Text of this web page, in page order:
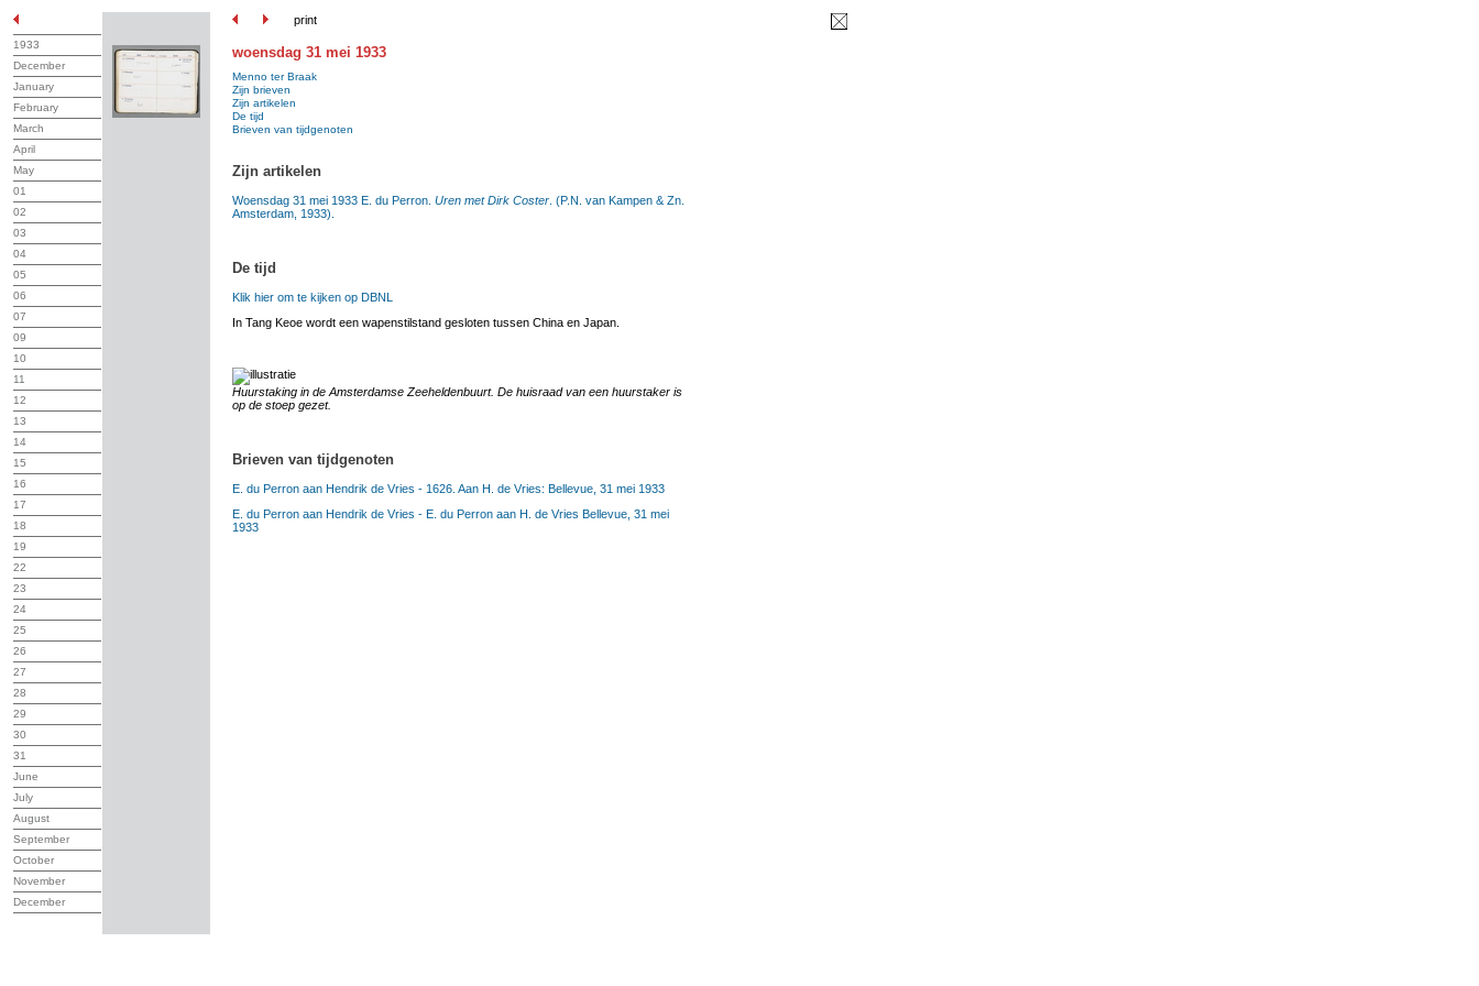
print
1933
December
January
February
March
April
May
01
02
03
04
05
06
07
09
10
11
12
13
14
15
16
17
18
19
22
23
24
25
26
27
28
29
30
31
June
July
August
September
October
November
December
woensdag 31 mei 1933
Menno ter Braak
Zijn brieven
Zijn artikelen
De tijd
Brieven van tijdgenoten
Zijn artikelen
Woensdag 31 mei 1933 E. du Perron. Uren met Dirk Coster . (P.N. van Kampen & Zn.
Amsterdam, 1933).
De tijd
Klik hier om te kijken op DBNL
In Tang Keoe wordt een wapenstilstand gesloten tussen China en Japan.
Huurstaking in de Amsterdamse Zeeheldenbuurt. De huisraad van een huurstaker is
op de stoep gezet.
Brieven van tijdgenoten
E. du Perron aan Hendrik de Vries - 1626. Aan H. de Vries: Bellevue, 31 mei 1933
E. du Perron aan Hendrik de Vries - E. du Perron aan H. de Vries Bellevue, 31 mei
1933